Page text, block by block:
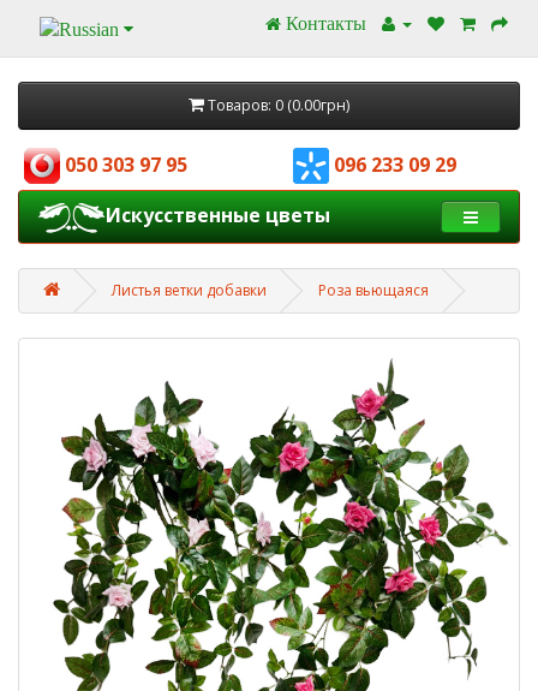
Контакты
Товаров: 0 (0.00грн)
050 303 97 95
096 233 09 29
Искусственные цветы
Листья ветки добавки Роза вьющаяся